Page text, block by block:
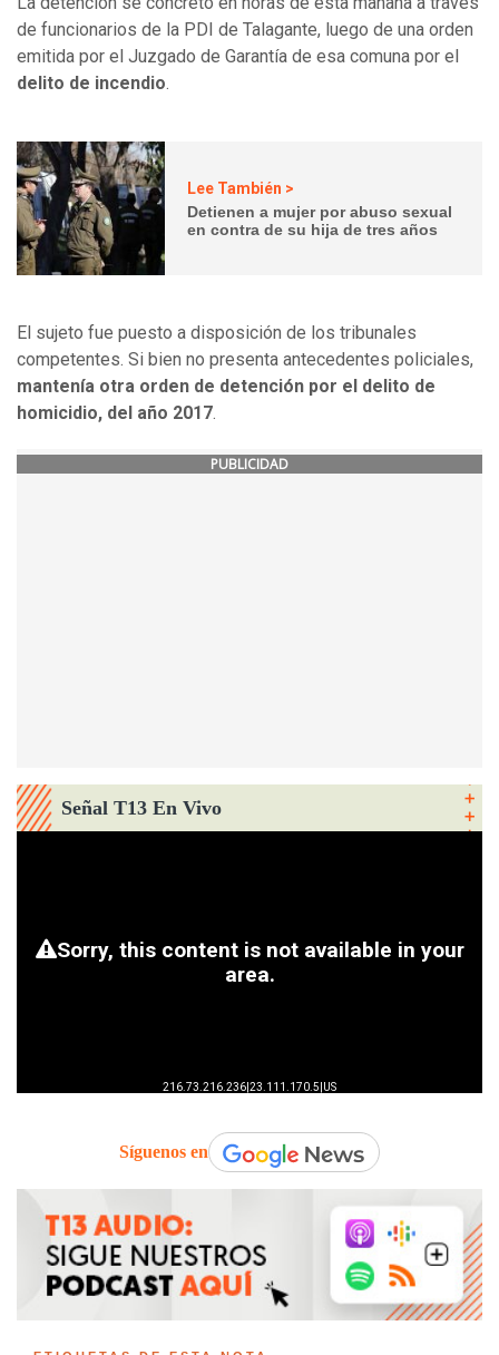
de funcionarios de la PDI de Talagante, luego de una orden
emitida por el Juzgado de Garantía de esa comuna por el
delito de incendio.
Lee También >
Detienen a mujer por abuso sexual
en contra de su hija de tres años
El sujeto fue puesto a disposición de los tribunales
competentes. Si bien no presenta antecedentes policiales,
mantenía otra orden de detención por el delito de
homicidio, del año 2017.
PUBLICIDAD
Señal T13 En Vivo
Síguenos en